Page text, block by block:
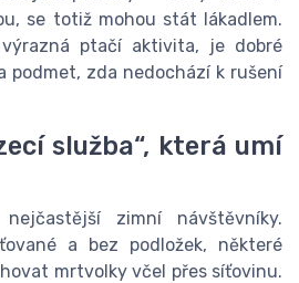
se totiž mohou stát lákadlem.
ptačí aktivita, je dobré
podmet, zda nedochází k rušení
služba“, která umí
zimní návštěvníky.
a bez podložek, některé
mrtvolky včel přes síťovinu.